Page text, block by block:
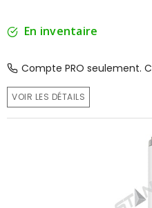
En inventaire
Compte PRO seulement.
VOIR LES DÉTAILS